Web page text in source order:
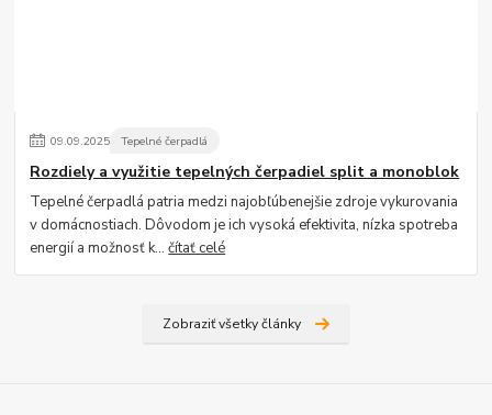
09.09.2025 Tepelné čerpadlá
Rozdiely a využitie tepelných čerpadiel split a monoblok
Tepelné čerpadlá patria medzi najobľúbenejšie zdroje vykurovania
v domácnostiach. Dôvodom je ich vysoká efektivita, nízka spotreba
energií a možnosť k...čítať celé
Zobraziť všetky články